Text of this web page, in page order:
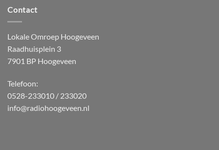
Contact
Lokale Omroep Hoogeveen
Raadhuisplein 3
7901 BP Hoogeveen
Telefoon:
0528-233010 / 233020
info@radiohoogeveen.nl